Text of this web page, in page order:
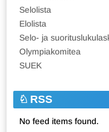
Selolista
Elolista
Selo- ja
Olympiakomitea
SUEK
RSS
No feed items found.